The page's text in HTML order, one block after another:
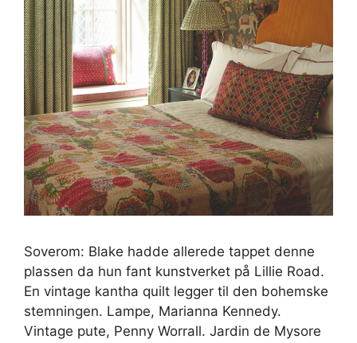
Soverom: Blake hadde allerede tappet denne
plassen da hun fant kunstverket på Lillie Road.
En vintage kantha quilt legger til den bohemske
stemningen. Lampe, Marianna Kennedy.
Vintage pute, Penny Worrall. Jardin de Mysore